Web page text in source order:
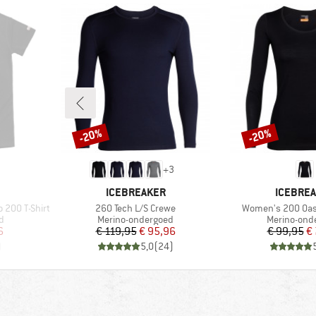
200 T-Shirt
prijs
+3
MERK
ICEBREAKER
Artikel
260 Tech L/S Crewe
Productgroep
Merino-ondergoed
Prijs
€ 119,95Verlaagde prijs
€ 95,96
5,0(24)
Korting
-20%
MERK
Artikel
Women's 200
Merino-
€ 99,95€
Korting
-20%